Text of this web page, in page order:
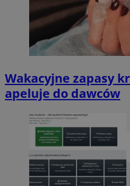
Wakacyjne zapasy
apeluje do dawców